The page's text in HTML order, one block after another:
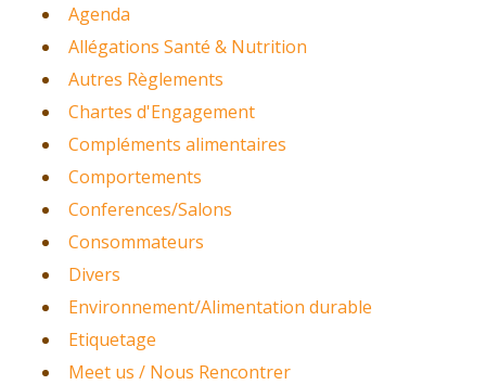
Agenda
Allégations Santé & Nutrition
Autres Règlements
Chartes d'Engagement
Compléments alimentaires
Comportements
Conferences/Salons
Consommateurs
Divers
Environnement/Alimentation durable
Etiquetage
Meet us / Nous Rencontrer